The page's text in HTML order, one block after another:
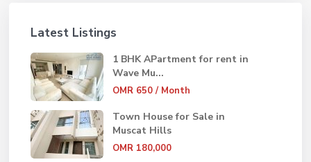
Latest Listings
1 BHK APartment for rent in
Wave Mu...
OMR 650/ Month
Town House for Sale in
Muscat Hills
OMR 180,000